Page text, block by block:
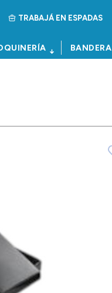
TRABAJÁ EN ESPADAS